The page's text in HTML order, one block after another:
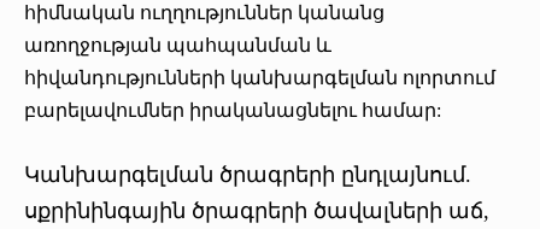
հիմնական ուղղություններ կանանց
առողջության պահպանման և
հիվանդությունների կանխարգելման ոլորտում
բարելավումներ իրականացնելու համար:
Կանխարգելման ծրագրերի ընդլայնում.
սքրինինգային ծրագրերի ծավալների աճ,